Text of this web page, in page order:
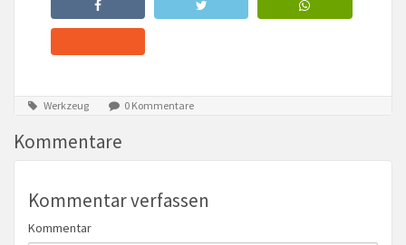
Werkzeug 0 Kommentare
Kommentare
Kommentar verfassen
Kommentar